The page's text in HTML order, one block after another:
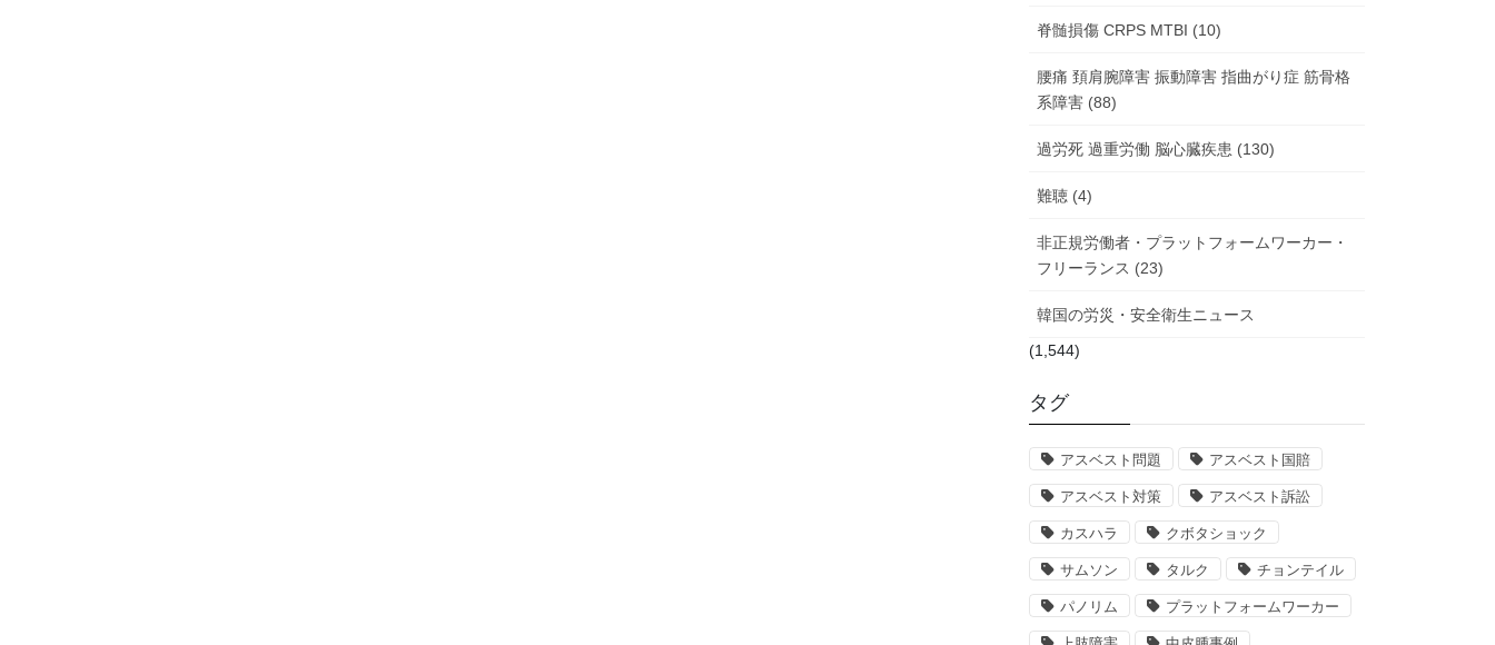
脊髄損傷 CRPS MTBI (10)
腰痛 頚肩腕障害 振動障害 指曲がり症 筋骨格
系障害 (88)
過労死 過重労働 脳心臓疾患 (130)
難聴 (4)
非正規労働者・プラットフォームワーカー・
フリーランス (23)
韓国の労災・安全衛生ニュース
(1,544)
タグ
アスベスト問題 アスベスト国賠
アスベスト対策 アスベスト訴訟
カスハラ クボタショック
サムソン タルク チョンテイル
パノリム プラットフォームワーカー